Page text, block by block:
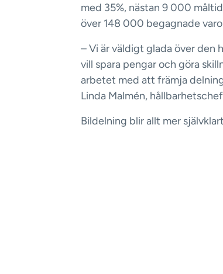
med 35%, nästan 9 000
över 148 000 begagnade
– Vi är väldigt glada över den
vill spara pengar och göra
arbetet med att främja
Linda Malmén,
Bildelning blir allt mer